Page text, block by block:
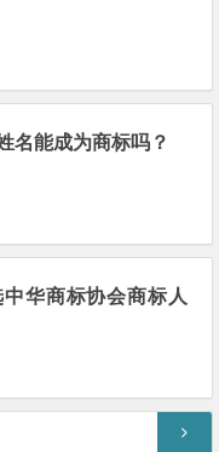
名能成为商标吗？
华商标协会商标人